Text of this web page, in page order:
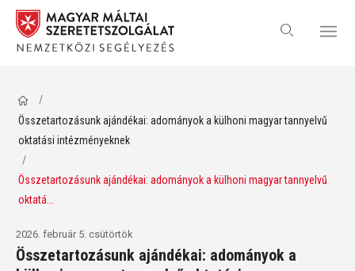
/
Összetartozásunk ajándékai: adományok a külhoni magyar tannyelvű
oktatási intézményeknek
/
Összetartozásunk ajándékai: adományok a külhoni magyar tannyelvű
oktatá...
2026. február 5. csütörtök
Összetartozásunk ajándékai: adományok a